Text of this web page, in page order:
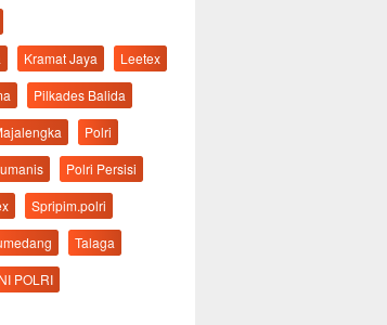
Kramat Jaya
Leetex
Pilkades Balida
Polri
Polri Persisi
Spripim.polri
Talaga
POLRI